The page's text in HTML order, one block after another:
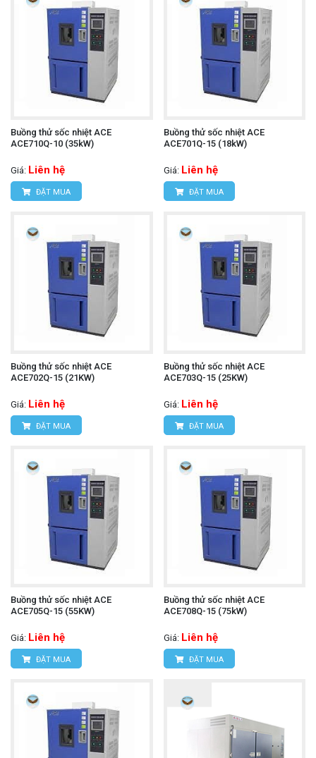
Buồng thử sốc nhiệt ACE
ACE710Q-10 (35kW)
Giá: Liên hệ
ĐẶT MUA
Buồng thử sốc nhiệt ACE
ACE701Q-15 (18kW)
Giá: Liên hệ
ĐẶT MUA
Buồng thử sốc nhiệt ACE
ACE702Q-15 (21KW)
Giá: Liên hệ
ĐẶT MUA
Buồng thử sốc nhiệt ACE
ACE703Q-15 (25KW)
Giá: Liên hệ
ĐẶT MUA
Buồng thử sốc nhiệt ACE
ACE705Q-15 (55KW)
Giá: Liên hệ
ĐẶT MUA
Buồng thử sốc nhiệt ACE
ACE708Q-15 (75kW)
Giá: Liên hệ
ĐẶT MUA